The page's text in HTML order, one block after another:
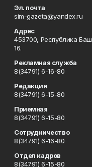
Эл. почта
sim-gazeta@yandex.ru
Адрес
453700, Республика
16.
Рекламная служба
8(34791) 6-16-80
Редакция
8(34791) 6-15-80
Приемная
8(34791) 6-15-80
Сотрудничество
8(34791) 6-16-80
Отдел кадров
8(34791) 6-15-80